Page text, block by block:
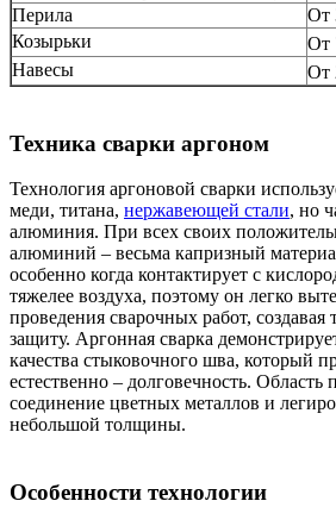
Перила
От
Козырьки
От
Навесы От
Техника сварки аргоном
Технология аргоновой сварки
меди, титана, нержавеющей стали, но
алюминия. При всех своих
алюминий – весьма капризный
особенно когда контактирует с
тяжелее воздуха, поэтому он легко
проведения сварочных работ,
защиту. Аргонная сварка
качества стыковочного шва, который
естественно – долговечность. Область
соединение цветных металлов и
небольшой толщины.
Особенности технологии